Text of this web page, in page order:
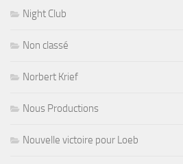
Night Club
Non classé
Norbert Krief
Nous Productions
Nouvelle victoire pour Loeb